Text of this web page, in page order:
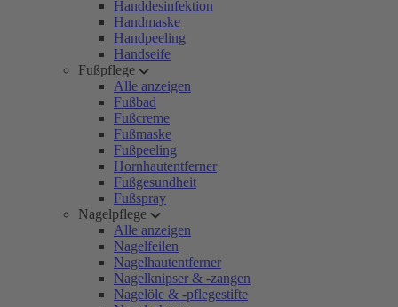
Handdesinfektion
Handmaske
Handpeeling
Handseife
Fußpflege
Alle anzeigen
Fußbad
Fußcreme
Fußmaske
Fußpeeling
Hornhautentferner
Fußgesundheit
Fußspray
Nagelpflege
Alle anzeigen
Nagelfeilen
Nagelhautentferner
Nagelknipser & -zangen
Nagelöle & -pflegestifte